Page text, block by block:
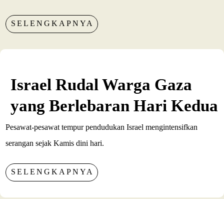
SELENGKAPNYA
Israel Rudal Warga Gaza
yang Berlebaran Hari Kedua
Pesawat-pesawat tempur pendudukan Israel mengintensifkan
serangan sejak Kamis dini hari.
SELENGKAPNYA